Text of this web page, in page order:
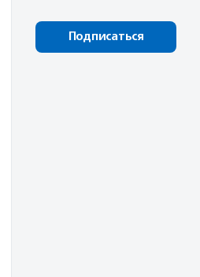
Подписаться